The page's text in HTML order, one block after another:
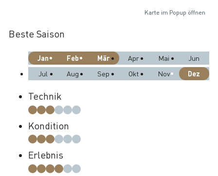
Karte im Popup öffnen
Beste Saison
Jan Feb Mär Apr Mai
Jun
Jul
Aug Sep Okt Nov Dez
Technik
Kondition
Erlebnis